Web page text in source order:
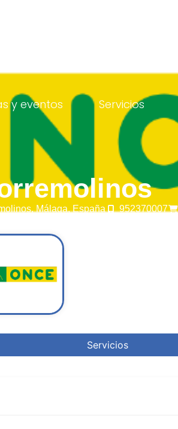
y eventos Servicios
Málaga,España 952370007
Servicios